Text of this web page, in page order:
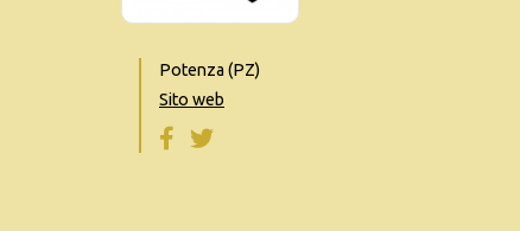
Potenza (PZ)
Sito web